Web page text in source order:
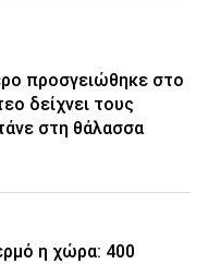
προσγειώθηκε στο
δείχνει τους
στη θάλασσα
η χώρα: 400